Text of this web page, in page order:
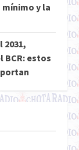
y la
2031,
BCR: estos